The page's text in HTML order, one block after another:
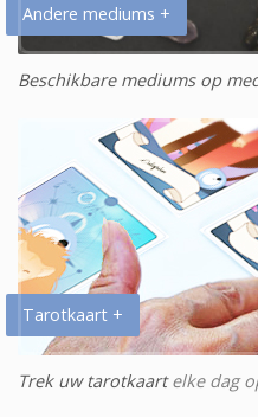
Andere mediums +
Beschikbare mediums op
Tarotkaart +
Trek uw tarotkaartelke dag